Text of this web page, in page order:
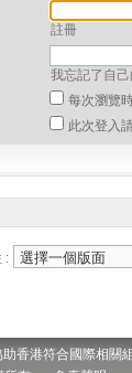
註冊
我忘記了自
每次瀏覽
此次登入
:
香港符合國際相關組